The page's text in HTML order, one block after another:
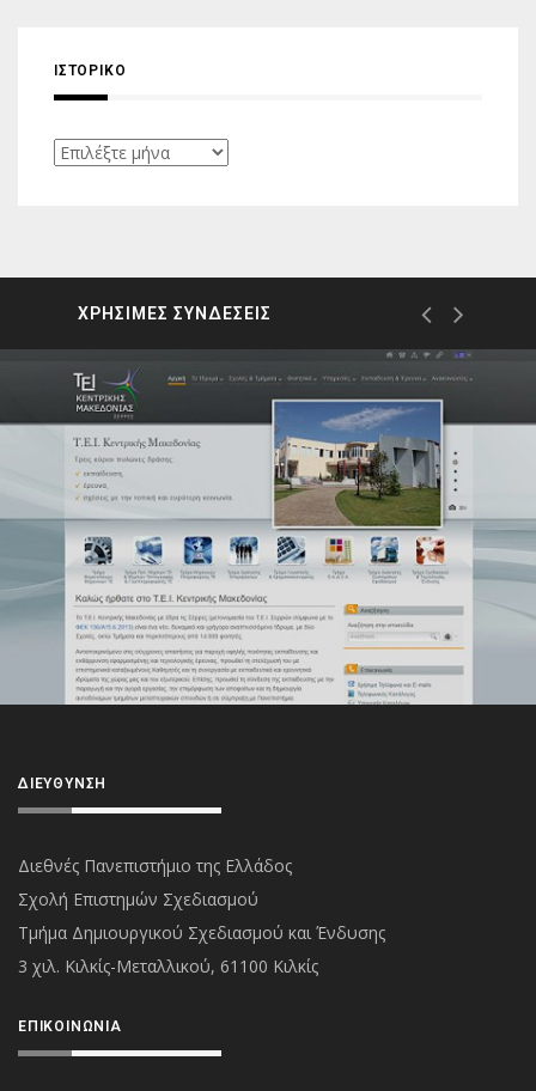
ΙΣΤΟΡΙΚΌ
Ιστορικό
ΧΡΗΣΙΜΕΣ ΣΥΝΔΕΣΕΙΣ
ΔΙΕΎΘΥΝΣΗ
Διεθνές Πανεπιστήμιο της Ελλάδος
Σχολή Επιστημών Σχεδιασμού
Τμήμα Δημιουργικού Σχεδιασμού και Ένδυσης
3 χιλ. Κιλκίς-Μεταλλικού, 61100 Κιλκίς
ΕΠΙΚΟΙΝΩΝΊΑ